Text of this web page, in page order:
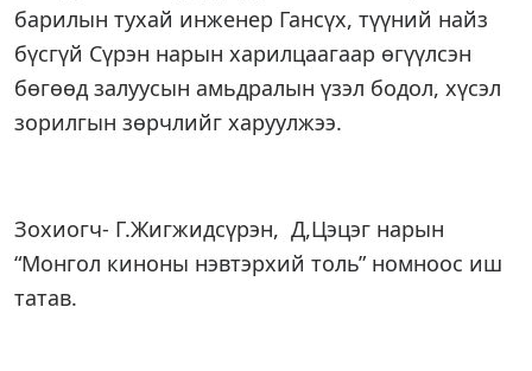
барилын тухай инженер Гансүх, түүний найз
бүсгүй Сүрэн нарын харилцаагаар өгүүлсэн
бөгөөд залуусын амьдралын үзэл бодол, хүсэл
зорилгын зөрчлийг харуулжээ.
Зохиогч- Г.Жигжидсүрэн, Д,Цэцэг нарын
“Монгол киноны нэвтэрхий толь” номноос иш
татав.